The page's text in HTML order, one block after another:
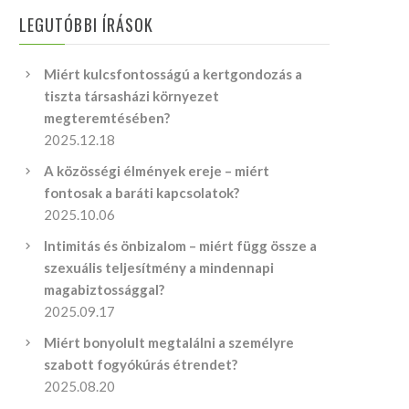
LEGUTÓBBI ÍRÁSOK
Miért kulcsfontosságú a kertgondozás a
tiszta társasházi környezet
megteremtésében?
2025.12.18
A közösségi élmények ereje – miért
fontosak a baráti kapcsolatok?
2025.10.06
Intimitás és önbizalom – miért függ össze a
szexuális teljesítmény a mindennapi
magabiztossággal?
2025.09.17
Miért bonyolult megtalálni a személyre
szabott fogyókúrás étrendet?
2025.08.20